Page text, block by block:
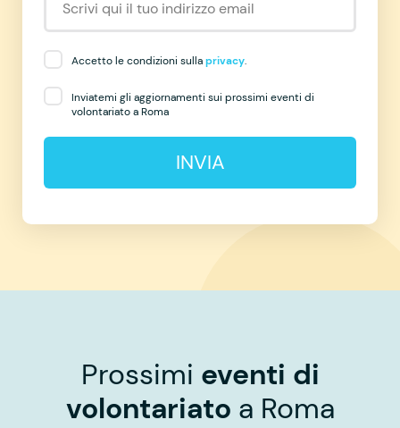
Accetto le condizioni sullaprivacy.
Inviatemi gli aggiornamenti sui prossimi eventi di
volontariato a Roma
INVIA
Prossimi eventi di
volontariato a Roma